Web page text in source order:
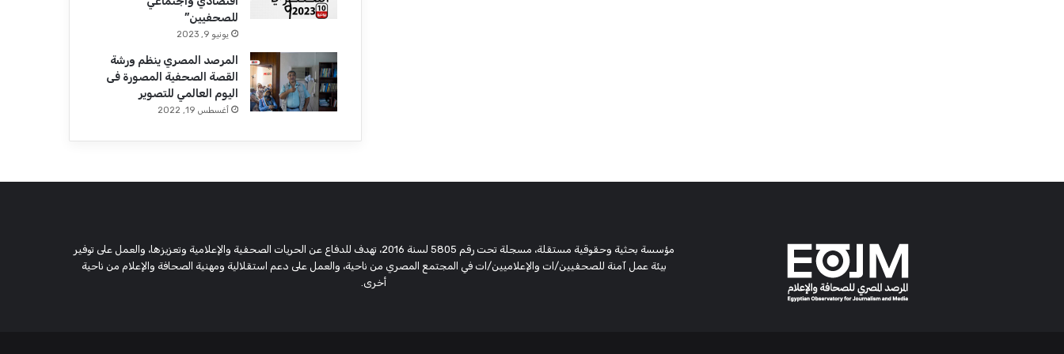
للصحفيين”
يونيو 9, 2023
المرصد المصري ينظم ورشة
القصة الصحفية المصورة فى
اليوم العالمي للتصوير
أغسطس 19, 2022
مؤسسة بحثية وحقوقية مستقلة، مسجلة تحت رقم 5805 لسنة 2016، تهدف للدفاع عن الحريات الصحفية والإعلامية وتعزيزها، والعمل على توفير
بيئة عمل آمنة للصحفيين/ات والإعلاميين/ات في المجتمع المصري من ناحية، والعمل على دعم استقلالية ومهنية الصحافة والإعلام من ناحية
أخرى.